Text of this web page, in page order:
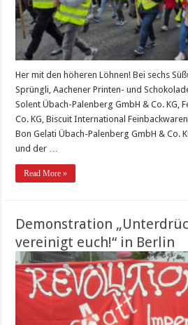
Her mit den höheren Löhnen! Bei sechs
Sprüngli, Aachener Printen- und
Solent Übach-Palenberg GmbH & Co. KG,
Co. KG, Biscuit International
Bon Gelati Übach-Palenberg GmbH & Co.
und der …
Read More »
Demonstration
vereinigt euch!“ in Berlin